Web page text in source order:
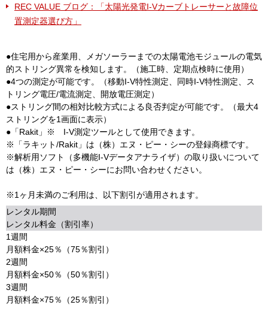
REC VALUE ブログ：「太陽光発電I-Vカーブトレーサーと故障位
置測定器選び方」
●住宅用から産業用、メガソーラーまでの太陽電池モジュールの電気
的ストリング異常を検知します。（施工時、定期点検時に使用）
●4つの測定が可能です。（移動I-V特性測定、同時I-V特性測定、ス
トリング電圧/電流測定、開放電圧測定）
●ストリング間の相対比較方式による良否判定が可能です。（最大4
ストリングを1画面に表示）
●「Rakit」※ I-V測定ツールとして使用できます。
※「ラキット/Rakit」は（株）エヌ・ピー・シーの登録商標です。
※解析用ソフト（多機能I-Vデータアナライザ）の取り扱いについて
は（株）エヌ・ピー・シーにお問い合わせください。
※1ヶ月未満のご利用は、以下割引が適用されます。
レンタル期間
レンタル料金（割引率）
1週間
月額料金×25％（75％割引）
2週間
月額料金×50％（50％割引）
3週間
月額料金×75％（25％割引）